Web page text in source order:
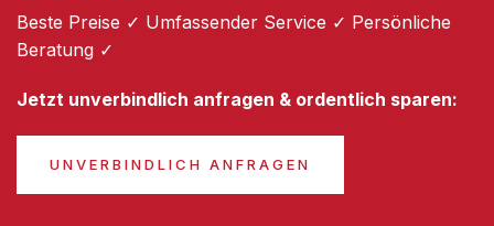
Beste Preise ✓ Umfassender Service ✓ Persönliche
Beratung ✓
Jetzt unverbindlich anfragen & ordentlich sparen:
UNVERBINDLICH ANFRAGEN